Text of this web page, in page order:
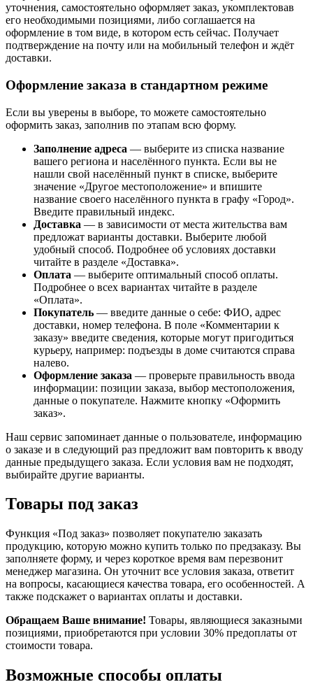
уточнения, самостоятельно оформляет заказ, укомплектовав
его необходимыми позициями, либо соглашается на
оформление в том виде, в котором есть сейчас. Получает
подтверждение на почту или на мобильный телефон и ждёт
доставки.
Оформление заказа в стандартном режиме
Если вы уверены в выборе, то можете самостоятельно
оформить заказ, заполнив по этапам всю форму.
Заполнение адреса — выберите из списка название
вашего региона и населённого пункта. Если вы не
нашли свой населённый пункт в списке, выберите
значение «Другое местоположение» и впишите
название своего населённого пункта в графу «Город».
Введите правильный индекс.
Доставка — в зависимости от места жительства вам
предложат варианты доставки. Выберите любой
удобный способ. Подробнее об условиях доставки
читайте в разделе «Доставка».
Оплата — выберите оптимальный способ оплаты.
Подробнее о всех вариантах читайте в разделе
«Оплата».
Покупатель — введите данные о себе: ФИО, адрес
доставки, номер телефона. В поле «Комментарии к
заказу» введите сведения, которые могут пригодиться
курьеру, например: подъезды в доме считаются справа
налево.
Оформление заказа — проверьте правильность ввода
информации: позиции заказа, выбор местоположения,
данные о покупателе. Нажмите кнопку «Оформить
заказ».
Наш сервис запоминает данные о пользователе, информацию
о заказе и в следующий раз предложит вам повторить к вводу
данные предыдущего заказа. Если условия вам не подходят,
выбирайте другие варианты.
Товары под заказ
Функция «Под заказ» позволяет покупателю заказать
продукцию, которую можно купить только по предзаказу. Вы
заполняете форму, и через короткое время вам перезвонит
менеджер магазина. Он уточнит все условия заказа, ответит
на вопросы, касающиеся качества товара, его особенностей. А
также подскажет о вариантах оплаты и доставки.
Обращаем Ваше внимание! Товары, являющиеся заказными
позициями, приобретаются при условии 30% предоплаты от
стоимости товара.
Возможные способы оплаты